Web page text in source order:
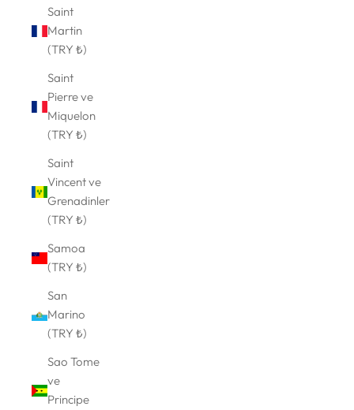
Saint
Martin
(TRY ₺)
Saint
Pierre ve
Miquelon
(TRY ₺)
Saint
Vincent ve
Grenadinler
(TRY ₺)
Samoa
(TRY ₺)
San
Marino
(TRY ₺)
Sao Tome
ve
Principe